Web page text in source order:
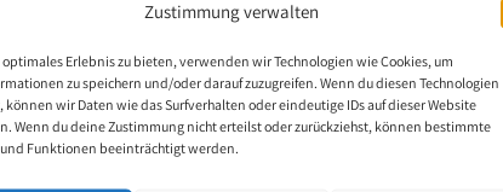
Zustimmung verwalten
Erlebnis zu bieten, verwenden wir Technologien wie Cookies, um
zu speichern und/oder darauf zuzugreifen. Wenn du diesen Technologien
können wir Daten wie das Surfverhalten oder eindeutige IDs auf dieser Website
Wenn du deine Zustimmung nicht erteilst oder zurückziehst, können bestimmte
Funktionen beeinträchtigt werden.
In der
Lust zu
(Stipendiat der
um Lösungen für
David
noch nie ein